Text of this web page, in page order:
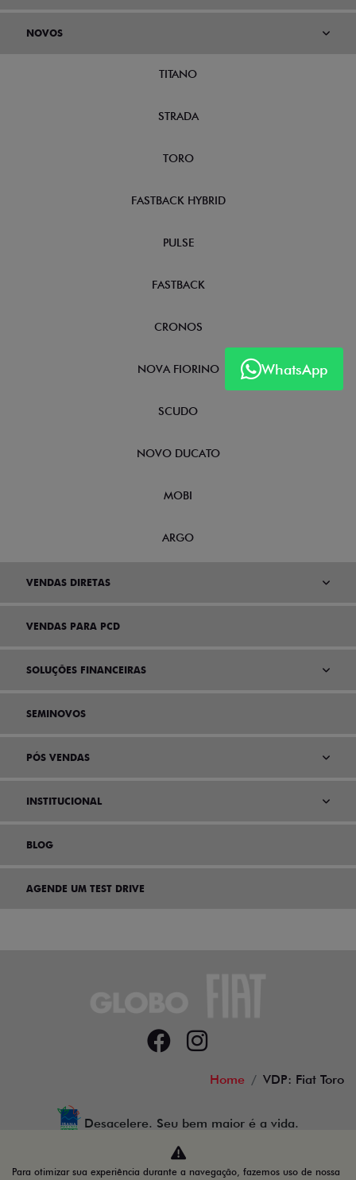
WhatsApp
NOVOS
TITANO
STRADA
TORO
FASTBACK HYBRID
PULSE
FASTBACK
CRONOS
NOVA FIORINO
SCUDO
NOVO DUCATO
MOBI
ARGO
VENDAS DIRETAS
VENDAS PARA PCD
SOLUÇÕES FINANCEIRAS
SEMINOVOS
PÓS VENDAS
INSTITUCIONAL
BLOG
AGENDE UM TEST DRIVE
Home VDP: Fiat Toro
Desacelere. Seu bem maior é a vida.
Para otimizar sua experiência durante a navegação, fazemos uso de nossa